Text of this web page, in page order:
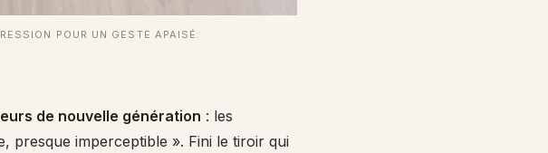
POUR UN GESTE APAISÉ.
de nouvelle génération : les
presque imperceptible ». Fini le tiroir qui